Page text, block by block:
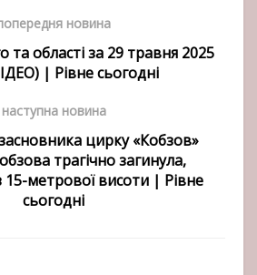
новина
та області за 29 травня 2025
| Рівне сьогодні
наступна новина
цирку «Кобзов»
трагічно загинула,
15-метрової висоти | Рівне
сьогодні